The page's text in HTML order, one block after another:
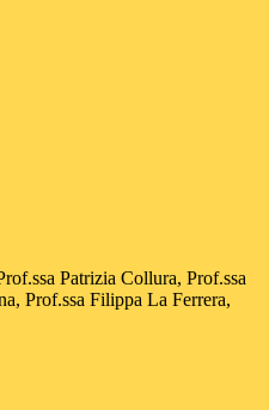
Patrizia Collura, Prof.ssa
Prof.ssa Filippa La Ferrera,